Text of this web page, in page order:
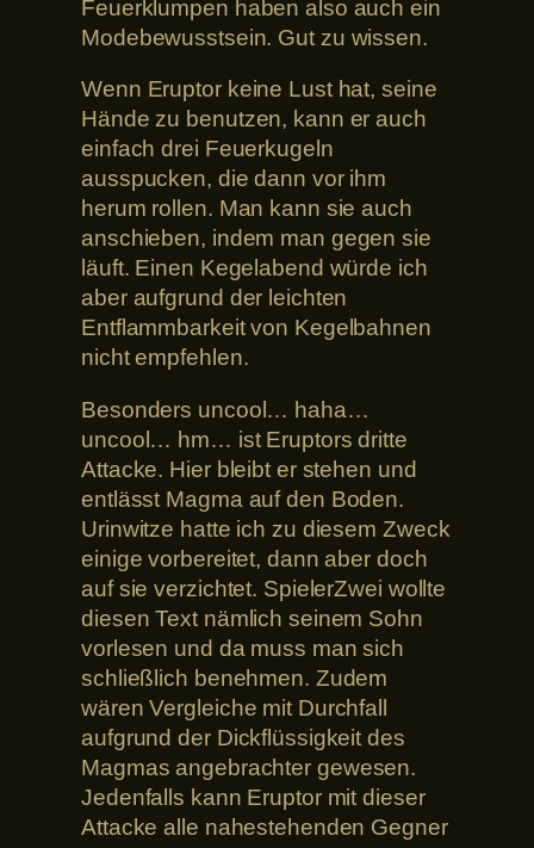
Feuerklumpen haben also auch ein
Modebewusstsein. Gut zu wissen.
Wenn Eruptor keine Lust hat, seine
Hände zu benutzen, kann er auch
einfach drei Feuerkugeln
ausspucken, die dann vor ihm
herum rollen. Man kann sie auch
anschieben, indem man gegen sie
läuft. Einen Kegelabend würde ich
aber aufgrund der leichten
Entflammbarkeit von Kegelbahnen
nicht empfehlen.
Besonders uncool… haha…
uncool… hm… ist Eruptors dritte
Attacke. Hier bleibt er stehen und
entlässt Magma auf den Boden.
Urinwitze hatte ich zu diesem Zweck
einige vorbereitet, dann aber doch
auf sie verzichtet. SpielerZwei wollte
diesen Text nämlich seinem Sohn
vorlesen und da muss man sich
schließlich benehmen. Zudem
wären Vergleiche mit Durchfall
aufgrund der Dickflüssigkeit des
Magmas angebrachter gewesen.
Jedenfalls kann Eruptor mit dieser
Attacke alle nahestehenden Gegner